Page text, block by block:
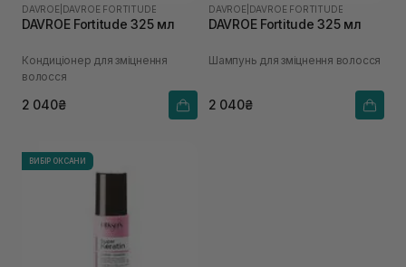
DAVROE DAVROE FORTITUDE
DAVROE Fortitude 325 мл
Кондиціонер для зміцнення
волосся
2 040₴
DAVROE DAVROE FORTITUDE
DAVROE Fortitude 325 мл
Шампунь для зміцнення волосся
2 040₴
ВИБІР ОКСАНИ